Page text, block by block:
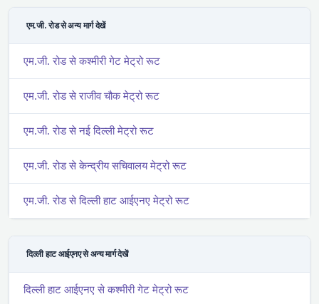
एम.जी. रोड से अन्य मार्ग देखें
एम.जी. रोड से कश्मीरी गेट मेट्रो रूट
एम.जी. रोड से राजीव चौक मेट्रो रूट
एम.जी. रोड से नई दिल्ली मेट्रो रूट
एम.जी. रोड से केन्द्रीय सचिवालय मेट्रो रूट
एम.जी. रोड से दिल्ली हाट आईएनए मेट्रो रूट
दिल्ली हाट आईएनए से अन्य मार्ग देखें
दिल्ली हाट आईएनए से कश्मीरी गेट मेट्रो रूट